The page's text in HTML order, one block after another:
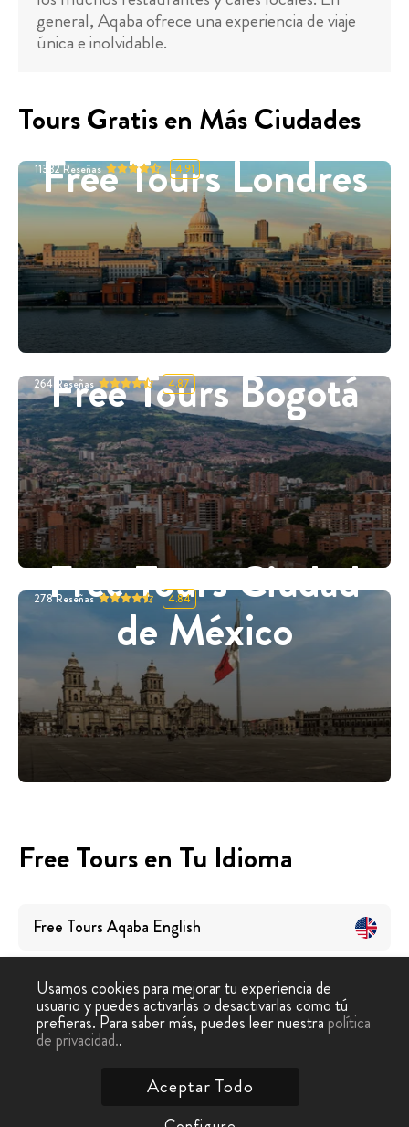
general, Aqaba ofrece una experiencia de viaje
única e inolvidable.
Tours Gratis en Más Ciudades
Free Tours Londres
11332Reseñas 4.91
Free Tours Bogotá
264 Reseñas 4.87
Free Tours Ciudad
de México
278Reseñas 4.84
Free Tours en Tu Idioma
Free ToursAqaba English
Free Tour › Aqaba
Usamos cookies para mejorar tu experiencia de
usuario y puedes activarlas o desactivarlas como tú
prefieras. Para saber más, puedes leer nuestrapolítica
de privacidad..
Aceptar Todo